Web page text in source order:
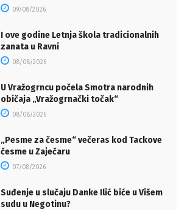
09/08/2026
I ove godine Letnja škola tradicionalnih
zanata u Ravni
08/08/2026
U Vražogrncu počela Smotra narodnih
običaja „Vražogrnački točak“
08/08/2026
„Pesme za česme“ večeras kod Tackove
česme u Zaječaru
07/08/2026
Suđenje u slučaju Danke Ilić biće u Višem
sudu u Negotinu?